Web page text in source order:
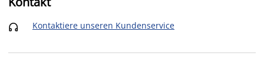
 Kontaktiere unseren Kundenservice